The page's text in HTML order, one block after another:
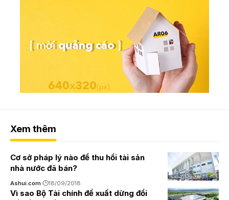
Xem thêm
Cơ sở pháp lý nào để thu hồi tài sản
nhà nước đã bán?
Ashui.com 18/09/2018
Vì sao Bộ Tài chính đề xuất dừng đổi